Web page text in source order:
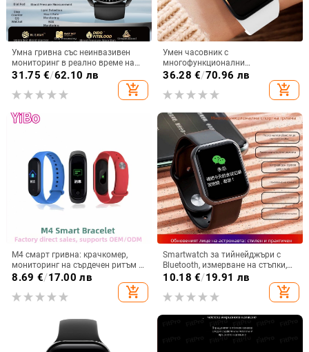
Умна гривна със неинвазивен
мониторинг в реално време на
кръвна захар, кръвно налягане и
липиди; водоустойчива до 50 м;
алуминиев корпус; силиконова
31.75 €/62.10 лв
add_shopping_cart
Умен часовник с
многофункционални
възможности: кръвна захар,
кръвно налягане, сърдечен
ритъм, кислород в кръвта,
бягане, унисекс водоустойчива
гривна
36.28 €/70.96 лв
add_shopping_cart
M4 смарт гривна: крачкомер,
мониторинг на сърдечен ритъм и
кръвно налягане, следене на съня
и кислород в кръвта, Bluetooth
обаждания, дистанционно
8.69 €/17.00 лв
add_shopping_cart
Smartwatch за тийнейджъри с
Bluetooth, измерване на стъпки,
мониторинг на сърдечен ритъм и
кръвно налягане, следене на съня
и кислород в кръвта; силиконова
10.18 €/19.91 лв
add_shopping_cart